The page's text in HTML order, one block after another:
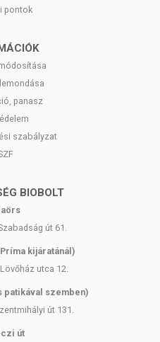
pontok
panasz
szabályzat
BIOBOLT
út 61.
kijáratánál)
utca 12.
patikával szemben)
út 131.
út